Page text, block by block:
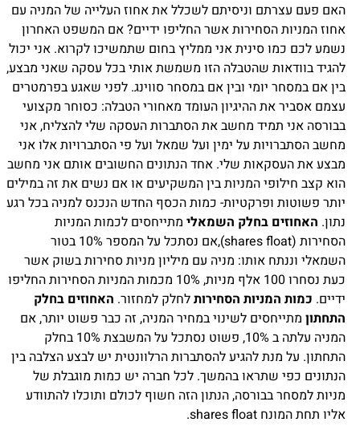
האם פעם עצרתם וניסיתם לשכלל את אחוז העלייה של המניה עם
אחוז המניות הסחירות אשר החליפו ידיים? אם המשפט האחרון
נשמע לכם כמו סינית אני ממליץ בחום שתמשיכו לקרוא. אני יכול
להגיד בוודאות שהטבלה הזו משמשת אותי בכל עסקה שאני מבצע,
בין אם במסחר יומי ובין אם במסחר סווינג. לפני שאגע בפרמטרים
עצמם אסביר את ההיגיון העומד מאחורי הטבלה: כסוחר מקצועי
בבורסה אני תמיד מחשב את הסתברות העסקה שלי להצליח, אני
מחשב הסתברויות על ימין ועל שמאל ועל פי הסתברויות אלו אני
מבצע את העסקאות שלי. אחד הנתונים החשובים אותם אני מחשב
הוא קצב חילופי המניות בין המשקיעים או אם נשים את זה במילים
יותר פשוטות ופרקטיות- כמות הכסף החדש הנכנס למניה בכל רגע
נתון. האחוזים בחלק השמאלימתייחסים לכמות המניות
הסחירות (shares float),אם נסתכל על המספר 10% בטור
השמאלי וננתח אותו: מניה עם מיליון מניות סחירות בשוק אשר
כעת נסחרו 100 אלף מניות, 10% מכמות המניות הסחירות החליפו
ידיים. כמות המניות הסחירותלחלק למחזור. האחוזים בחלק
התחתוןמתייחסים לשינוי במחיר המניה, זה כבר פשוט יותר, אם
המניה עלתה ב 10%, פשוט נסתכל על המשבצת 10% בחלק
התחתון. על מנת להגיע להסתברות הרלוונטית יש לבצע הצלבה בין
הנתונים כפי שתראו בהמשך. לכל חברה יש כמות מוגבלת של
מניות למסחר בבורסה, הנתון הזה חשוף לכולם ותוכלו להתוודע
אליו תחת המונח shares float
.